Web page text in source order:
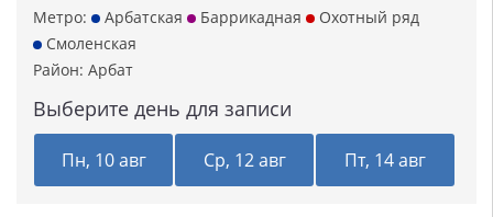
Метро:
Арбатская Баррикадная
Охотный ряд
Смоленская
Район: Арбат
Выберите день для записи
Пн, 10 авг Ср, 12 авг Пт, 14 авг